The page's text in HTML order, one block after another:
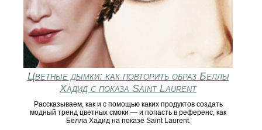
Цветные дымки: как повторить образ Беллы
Хадид с показа Saint Laurent
Рассказываем, как и с помощью каких продуктов создать
модный тренд цветных смоки — и попасть в референс, как
Белла Хадид на показе Saint Laurent.